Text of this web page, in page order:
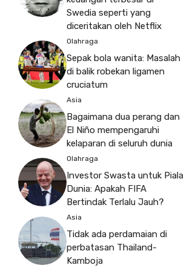
Swedia seperti yang
diceritakan oleh Netflix
Olahraga
Sepak bola wanita: Masalah
di balik robekan ligamen
cruciatum
Asia
Bagaimana dua perang dan
El Niño mempengaruhi
kelaparan di seluruh dunia
Olahraga
Investor Swasta untuk Piala
Dunia: Apakah FIFA
Bertindak Terlalu Jauh?
Asia
Tidak ada perdamaian di
perbatasan Thailand-
Kamboja